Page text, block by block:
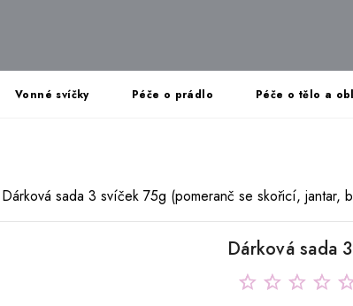
Vonné svíčky Péče o prádlo Péče o tělo a
Dárková sada 3 svíček 75g (pomeranč se skořicí, jantar,
Dárková sada